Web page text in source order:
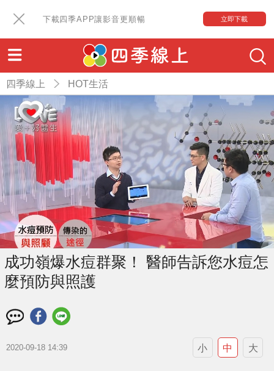
下載四季APP讓影音更順暢 立即下載
四季線上 HOT生活
成功嶺爆水痘群聚！ 醫師告訴您水痘怎
麼預防與照護
2020-09-18 14:39 小 中 大